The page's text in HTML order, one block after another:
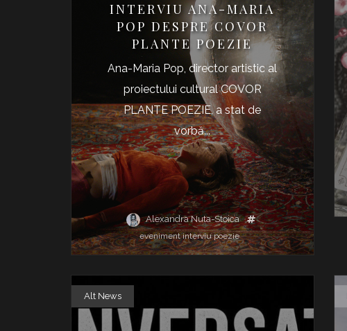
INTERVIU ANA-MARIA
POP DESPRE COVOR
PLANTE POEZIE
Ana-Maria Pop, director artistic al
proiectului cultural COVOR
PLANTE POEZIE, a stat de
vorbă...
Alexandra Nuta-Stoica
eveniment interviu poezie
Alt News